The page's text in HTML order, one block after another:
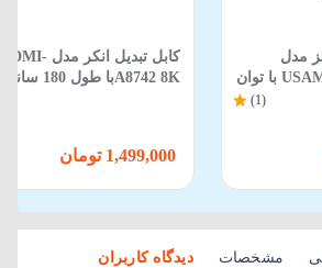
مدل
USAMS XFK US-CC124 با توان
(1)
کابل تبدیل انکر مدل HDMI-
A8742 8Kبا طول 180 سانتی‌متر
مشخصات دیدگاه کاربران